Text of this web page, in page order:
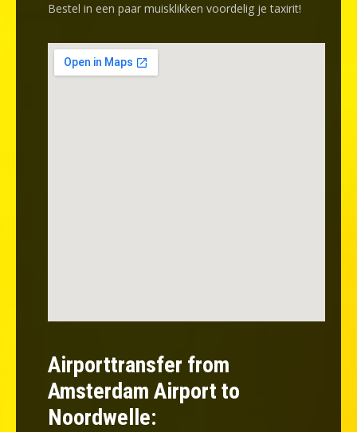
Bestel in een paar muisklikken voordelig je taxirit!
Airporttransfer from
Amsterdam Airport to
Noordwelle: